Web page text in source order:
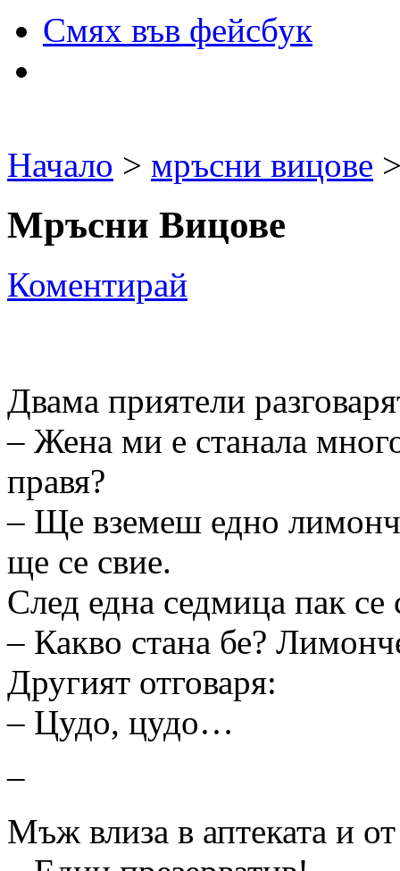
Смях във фейсбук
Начало > мръсни вицове
Мръсни Вицове
Коментирай
Двама приятели
– Жена ми е станала
правя?
– Ще вземеш едно
ще се свие.
След една седмица пак се
– Какво стана бе?
Другият отговаря:
– Цудо, цудо…
–
Мъж влиза в аптеката и